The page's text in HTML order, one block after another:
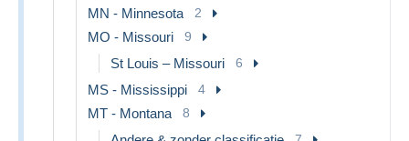
MN - Minnesota 2
MO - Missouri 9
St Louis – Missouri 6
MS - Mississippi 4
MT - Montana 8